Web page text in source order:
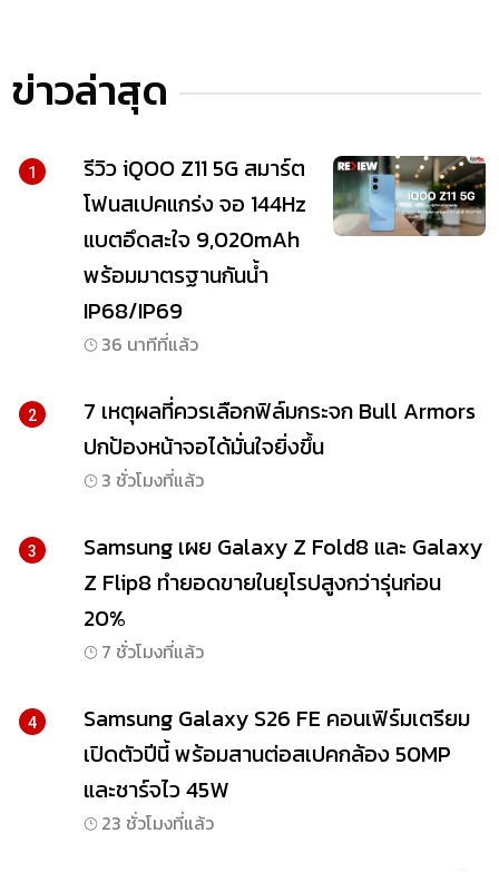
ข่าวล่าสุด
1
รีวิว iQOO Z11 5G สมาร์ต
โฟนสเปคแกร่ง จอ 144Hz
แบตอึดสะใจ 9,020mAh
พร้อมมาตรฐานกันน้ำ
IP68/IP69
36 นาทีที่แล้ว
2
7 เหตุผลที่ควรเลือกฟิล์มกระจก Bull Armors
ปกป้องหน้าจอได้มั่นใจยิ่งขึ้น
3 ชั่วโมงที่แล้ว
3
Samsung เผย Galaxy Z Fold8 และ Galaxy
Z Flip8 ทำยอดขายในยุโรปสูงกว่ารุ่นก่อน
20%
7 ชั่วโมงที่แล้ว
4
Samsung Galaxy S26 FE คอนเฟิร์มเตรียม
เปิดตัวปีนี้ พร้อมสานต่อสเปคกล้อง 50MP
และชาร์จไว 45W
23 ชั่วโมงที่แล้ว